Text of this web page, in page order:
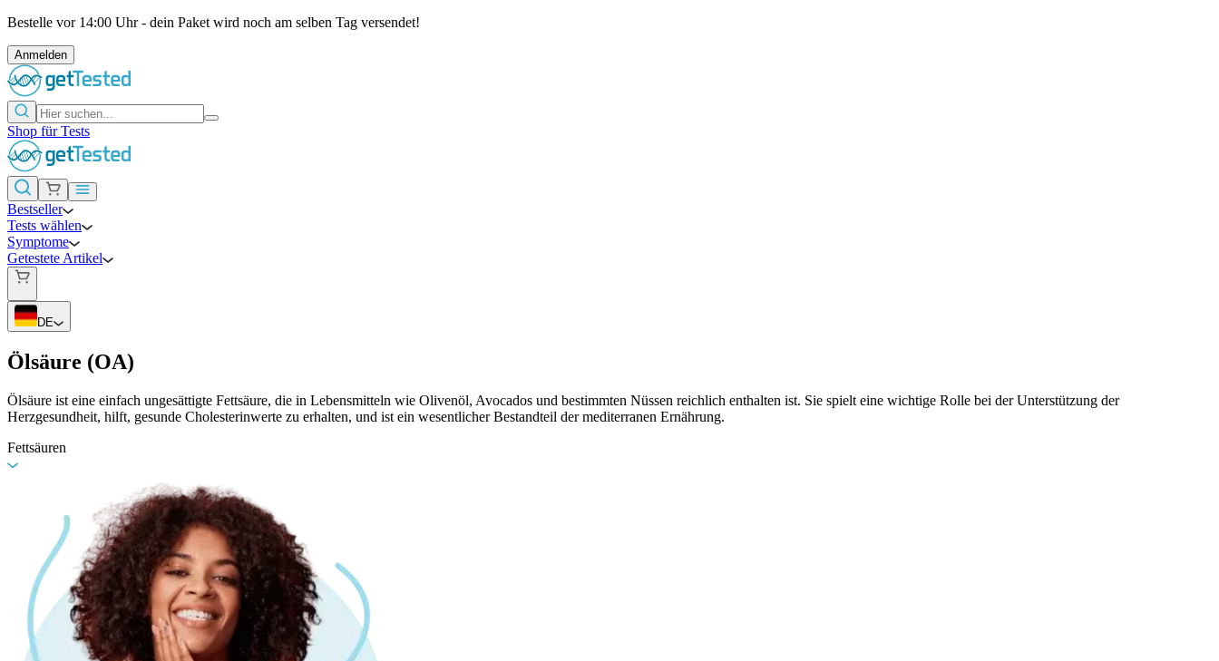
Bestelle vor 14:00 Uhr - dein Paket wird noch am selben Tag versendet!
Anmelden
Shop für Tests
Bestseller
Tests wählen
Symptome
Getestete Artikel
DE
Ölsäure (OA)
Ölsäure ist eine einfach ungesättigte Fettsäure, die in Lebensmitteln wie Olivenöl, Avocados und bestimmten Nüssen reichlich enthalten ist. Sie spielt eine wichtige Rolle bei der Unterstützung der
Herzgesundheit, hilft, gesunde Cholesterinwerte zu erhalten, und ist ein wesentlicher Bestandteil der mediterranen Ernährung.
Fettsäuren